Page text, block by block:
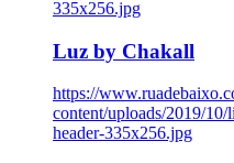
335x256.jpg
Luz by Chakall
https://
content/uploads/2019/
header-335x256.jpg